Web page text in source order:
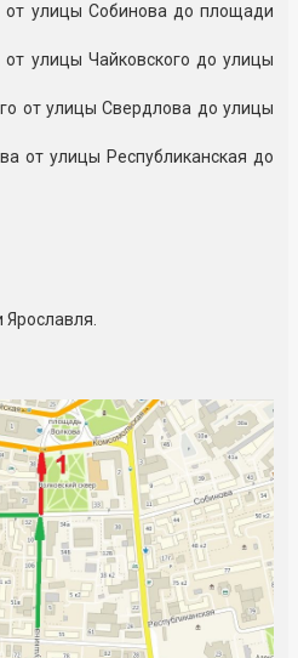
Собинова до площади
Чайковского до улицы
улицы Свердлова до улицы
Республиканская до
Ярославля.